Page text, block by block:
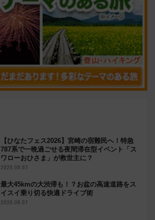
【ひなたフェス2026】宮崎の宿難民へ！特急
787系で一晩過ごせる夜間滞在型イベント「ス
ワローおひさま」が救世主に？
2026.08.07
最大45kmの大渋滞も！？お盆の高速道路をス
イスイ乗り切る快適ドライブ術
2026.08.07